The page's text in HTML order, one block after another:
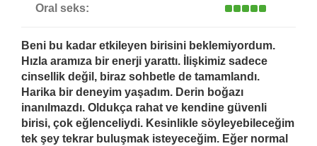
Oral seks:
Beni bu kadar etkileyen birisini beklemiyordum.
Hızla aramıza bir enerji yarattı. İlişkimiz sadece
cinsellik değil, biraz sohbetle de tamamlandı.
Harika bir deneyim yaşadım. Derin boğazı
inanılmazdı. Oldukça rahat ve kendine güvenli
birisi, çok eğlenceliydi. Kesinlikle söyleyebileceğim
tek şey tekrar buluşmak isteyeceğim. Eğer normal